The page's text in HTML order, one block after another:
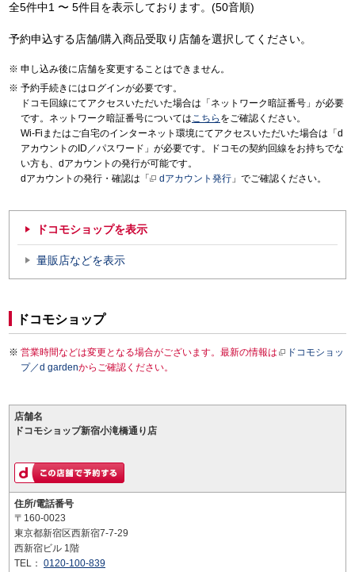
全5件中1 〜 5件目を表示しております。(50音順)
予約申込する店舗/購入商品受取り店舗を選択してください。
申し込み後に店舗を変更することはできません。
予約手続きにはログインが必要です。
ドコモ回線にてアクセスいただいた場合は「ネットワーク暗証番号」が必要
です。ネットワーク暗証番号についてはこちら をご確認ください。
Wi-Fiまたはご自宅のインターネット環境にてアクセスいただいた場合は「d
アカウントのID／パスワード」が必要です。ドコモの契約回線をお持ちでな
い方も、dアカウントの発行が可能です。
dアカウントの発行・確認は「
dアカウント発行 」でご確認ください。
ドコモショップを表示
量販店などを表示
ドコモショップ
営業時間などは変更となる場合がございます。最新の情報は
ドコモショッ
プ／d gardenからご確認ください。
店舗名
ドコモショップ新宿小滝橋通り店
住所/電話番号
〒160-0023
東京都新宿区西新宿7-7-29
西新宿ビル 1階
TEL： 0120-100-839